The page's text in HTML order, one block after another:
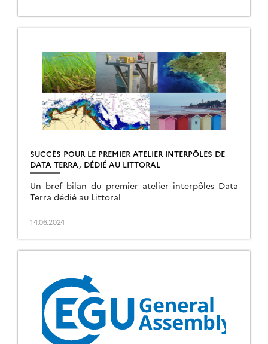
SUCCÈS POUR LE PREMIER ATELIER INTERPÔLES DE
DATA TERRA, DÉDIÉ AU LITTORAL
Un bref bilan du premier atelier interpôles Data
Terra dédié au Littoral
14.06.2024